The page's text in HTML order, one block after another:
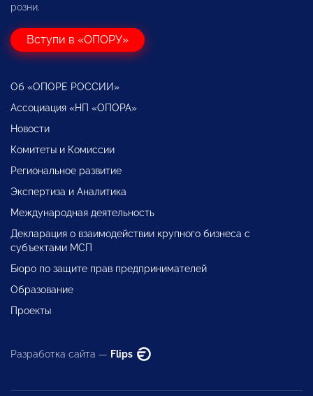
розни.
Вступи в «ОПОРУ»
Об «ОПОРЕ РОССИИ»
Ассоциация «НП «ОПОРА»
Новости
Комитеты и Комиссии
Региональное развитие
Экспертиза и Аналитика
Международная деятельность
Декларация о взаимодействии крупного бизнеса с
субъектами МСП
Бюро по защите прав предпринимателей
Образование
Проекты
Разработка сайта — Flips